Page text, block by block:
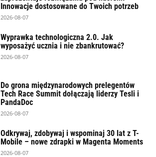
Innowacje dostosowane do Twoich potrzeb
2026-08-07
Wyprawka technologiczna 2.0. Jak
wyposażyć ucznia i nie zbankrutować?
2026-08-07
Do grona międzynarodowych prelegentów
Tech Race Summit dołączają liderzy Tesli i
PandaDoc
2026-08-07
Odkrywaj, zdobywaj i wspominaj 30 lat z T-
Mobile – nowe zdrapki w Magenta Moments
2026-08-07